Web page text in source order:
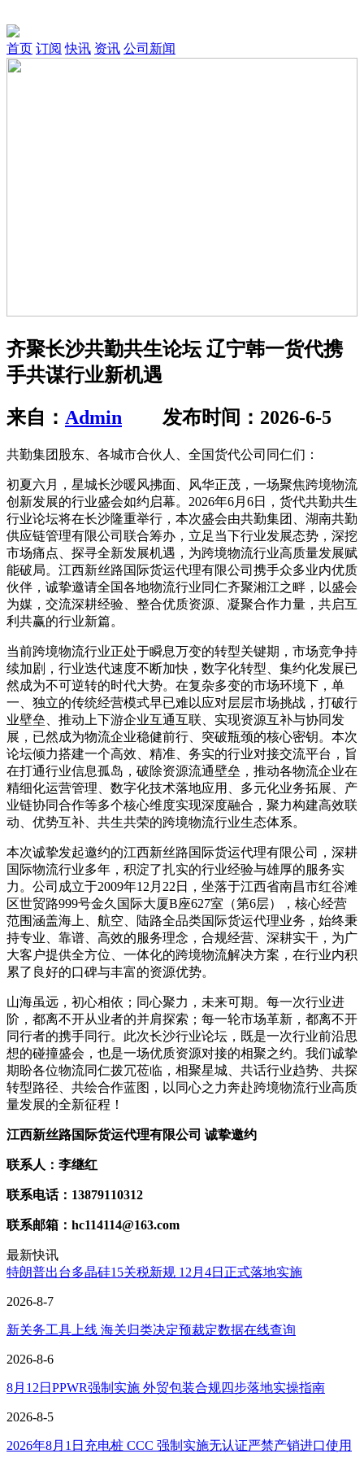
首页 订阅 快讯 资讯 公司新闻
齐聚长沙共勤共生论坛 辽宁韩一货代携
手共谋行业新机遇
来自： Admin 发布时间：2026-6-5
共勤集团股东、各城市合伙人、全国货代公司同仁们：
初夏六月，星城长沙暖风拂面、风华正茂，一场聚焦跨境物流
创新发展的行业盛会如约启幕。2026年6月6日，货代共勤共生
行业论坛将在长沙隆重举行，本次盛会由共勤集团、湖南共勤
供应链管理有限公司联合筹办，立足当下行业发展态势，深挖
市场痛点、探寻全新发展机遇，为跨境物流行业高质量发展赋
能破局。江西新丝路国际货运代理有限公司携手众多业内优质
伙伴，诚挚邀请全国各地物流行业同仁齐聚湘江之畔，以盛会
为媒，交流深耕经验、整合优质资源、凝聚合作力量，共启互
利共赢的行业新篇。
当前跨境物流行业正处于瞬息万变的转型关键期，市场竞争持
续加剧，行业迭代速度不断加快，数字化转型、集约化发展已
然成为不可逆转的时代大势。在复杂多变的市场环境下，单
一、独立的传统经营模式早已难以应对层层市场挑战，打破行
业壁垒、推动上下游企业互通互联、实现资源互补与协同发
展，已然成为物流企业稳健前行、突破瓶颈的核心密钥。本次
论坛倾力搭建一个高效、精准、务实的行业对接交流平台，旨
在打通行业信息孤岛，破除资源流通壁垒，推动各物流企业在
精细化运营管理、数字化技术落地应用、多元化业务拓展、产
业链协同合作等多个核心维度实现深度融合，聚力构建高效联
动、优势互补、共生共荣的跨境物流行业生态体系。
本次诚挚发起邀约的江西新丝路国际货运代理有限公司，深耕
国际物流行业多年，积淀了扎实的行业经验与雄厚的服务实
力。公司成立于2009年12月22日，坐落于江西省南昌市红谷滩
区世贸路999号金久国际大厦B座627室（第6层），核心经营
范围涵盖海上、航空、陆路全品类国际货运代理业务，始终秉
持专业、靠谱、高效的服务理念，合规经营、深耕实干，为广
大客户提供全方位、一体化的跨境物流解决方案，在行业内积
累了良好的口碑与丰富的资源优势。
山海虽远，初心相依；同心聚力，未来可期。每一次行业进
阶，都离不开从业者的并肩探索；每一轮市场革新，都离不开
同行者的携手同行。此次长沙行业论坛，既是一次行业前沿思
想的碰撞盛会，也是一场优质资源对接的相聚之约。我们诚挚
期盼各位物流同仁拨冗莅临，相聚星城、共话行业趋势、共探
转型路径、共绘合作蓝图，以同心之力奔赴跨境物流行业高质
量发展的全新征程！
江西新丝路国际货运代理有限公司 诚挚邀约
联系人：李继红
联系电话：13879110312
联系邮箱：hc114114@163.com
最新快讯
特朗普出台多晶硅15关税新规 12月4日正式落地实施
2026-8-7
新关务工具上线 海关归类决定预裁定数据在线查询
2026-8-6
8月12日PPWR强制实施 外贸包装合规四步落地实操指南
2026-8-5
2026年8月1日充电桩 CCC 强制实施无认证严禁产销进口使用